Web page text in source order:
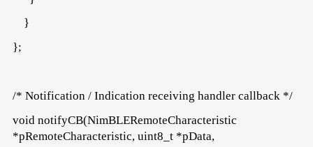
}
};
/* Notification / Indication receiving handler callback */
void notifyCB(NimBLERemoteCharacteristic
*pRemoteCharacteristic, uint8_t *pData,